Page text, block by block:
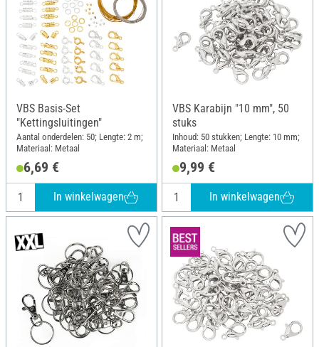
VBS Basis-Set
"Kettingsluitingen"
Aantal onderdelen: 50; Lengte: 2 m;
Materiaal: Metaal
6,69 €
In winkelwagen
VBS Karabijn "10 mm", 50
stuks
Inhoud: 50 stukken; Lengte: 10 mm;
Materiaal: Metaal
9,99 €
In winkelwagen